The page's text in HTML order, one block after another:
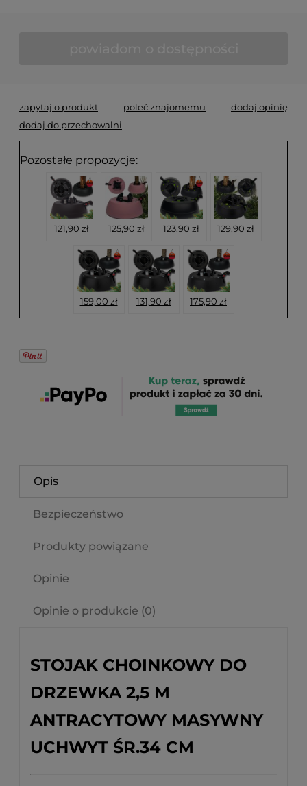
zapytaj o produkt poleć znajomemu
dodaj opinię
dodaj do przechowalni
Pozostałe propozycje:
121,90 zł 125,90 zł 123,90 zł 129,90 zł
159,00 zł 131,90 zł 175,90 zł
Opis
Bezpieczeństwo
Produkty powiązane
Opinie
Opinie o produkcie (0)
STOJAK CHOINKOWY DO
DRZEWKA 2,5 M
ANTRACYTOWY MASYWNY
UCHWYT ŚR.34 CM